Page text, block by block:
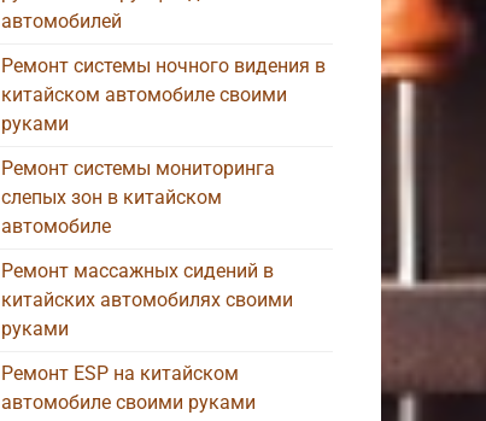
автомобилей
Ремонт системы ночного видения в
китайском автомобиле своими
руками
Ремонт системы мониторинга
слепых зон в китайском
автомобиле
Ремонт массажных сидений в
китайских автомобилях своими
руками
Ремонт ESP на китайском
автомобиле своими руками